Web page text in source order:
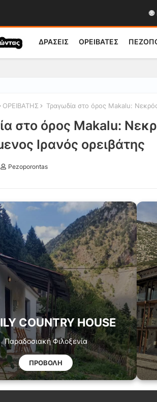
ΔΡΑΣΕΙΣ ΟΡΕΙΒΑΤΕΣ
ΟΡΕΙΒΑΤΗΣ Τραγωδία στο όρος Makalu:
στο όρος Makalu:
Ιρανός ορειβάτης
Pezoporontas
COUNTRY HOUSE
Παραδοσιακή Φιλοξενία
ΠΡΟΒΟΛΗ